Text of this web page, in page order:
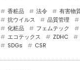
香粧品 法令 有害物
抗ウイルス
品質管理
化粧品
フェムテック
エコテックス
ZDHC
SDGs
CSR